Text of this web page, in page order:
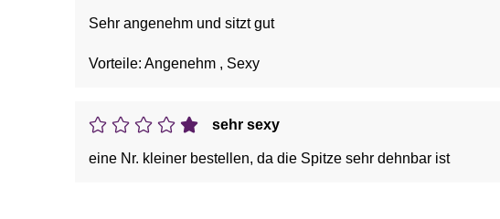
Sehr angenehm und sitzt gut
Vorteile: Angenehm , Sexy
sehr sexy
eine Nr. kleiner bestellen, da die Spitze sehr dehnbar ist